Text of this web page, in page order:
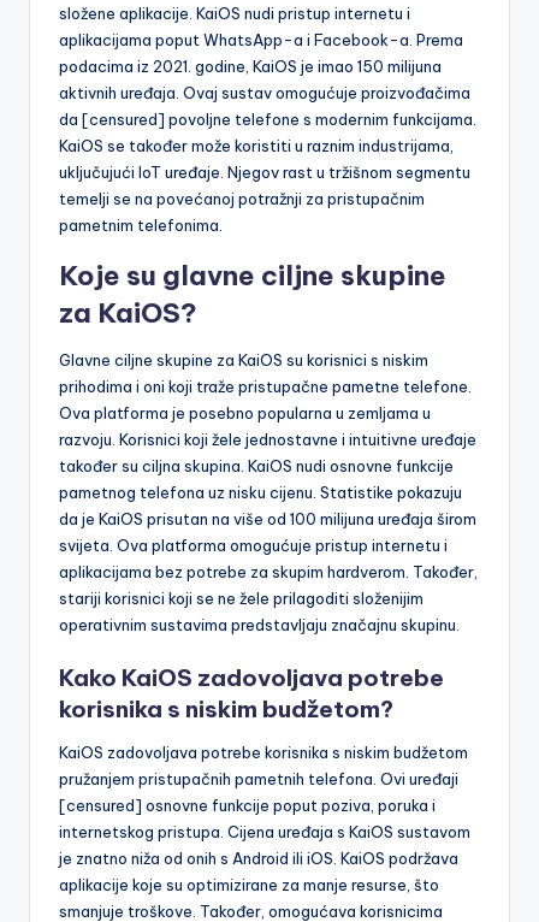
složene aplikacije. KaiOS nudi pristup internetu i
aplikacijama poput WhatsApp-a i Facebook-a. Prema
podacima iz 2021. godine, KaiOS je imao 150 milijuna
aktivnih uređaja. Ovaj sustav omogućuje proizvođačima
da [censured] povoljne telefone s modernim funkcijama.
KaiOS se također može koristiti u raznim industrijama,
uključujući IoT uređaje. Njegov rast u tržišnom segmentu
temelji se na povećanoj potražnji za pristupačnim
pametnim telefonima.
Koje su glavne ciljne skupine
za KaiOS?
Glavne ciljne skupine za KaiOS su korisnici s niskim
prihodima i oni koji traže pristupačne pametne telefone.
Ova platforma je posebno popularna u zemljama u
razvoju. Korisnici koji žele jednostavne i intuitivne uređaje
također su ciljna skupina. KaiOS nudi osnovne funkcije
pametnog telefona uz nisku cijenu. Statistike pokazuju
da je KaiOS prisutan na više od 100 milijuna uređaja širom
svijeta. Ova platforma omogućuje pristup internetu i
aplikacijama bez potrebe za skupim hardverom. Također,
stariji korisnici koji se ne žele prilagoditi složenijim
operativnim sustavima predstavljaju značajnu skupinu.
Kako KaiOS zadovoljava potrebe
korisnika s niskim budžetom?
KaiOS zadovoljava potrebe korisnika s niskim budžetom
pružanjem pristupačnih pametnih telefona. Ovi uređaji
[censured] osnovne funkcije poput poziva, poruka i
internetskog pristupa. Cijena uređaja s KaiOS sustavom
je znatno niža od onih s Android ili iOS. KaiOS podržava
aplikacije koje su optimizirane za manje resurse, što
smanjuje troškove. Također, omogućava korisnicima